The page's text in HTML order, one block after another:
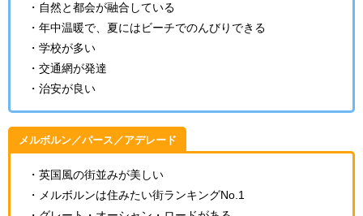
・自然と都会が融合している
・年中温暖で、夏にはビーチでのんびりできる
・学校が多い
・交通網が発達
・治安が良い
メルボルン／パース／アデレード
・英国風の街並みが美しい
・メルボルンは住みたい街ランキングNo.1